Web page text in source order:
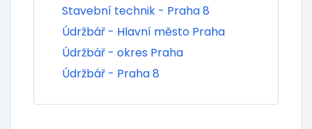
Stavební technik - Praha 8
Údržbář - Hlavní město Praha
Údržbář - okres Praha
Údržbář - Praha 8